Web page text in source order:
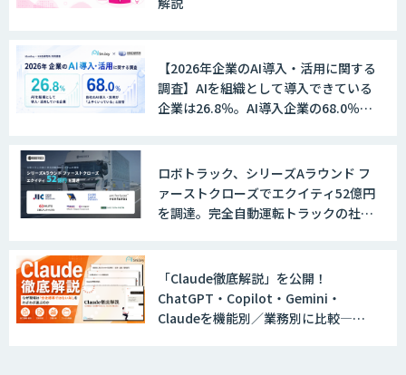
【2026年企業のAI導入・活用に関する
調査】AIを組織として導入できている
企業は26.8％。AI導入企業の68.0％
ロボトラック、シリーズAラウンド フ
ァーストクローズでエクイティ52億円
を調達。完全自動運転トラックの社会
「Claude徹底解説」を公開！
ChatGPT・Copilot・Gemini・
Claudeを機能別／業務別に比較―自